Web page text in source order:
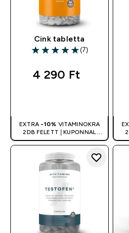
Cink tabletta
5 out of 5 stars
(7)
4 290 Ft‎
EXTRA -10% VITAMINOKRA
2DB FELETT | KUPONNAL
ÖSSZEVONHATÓ